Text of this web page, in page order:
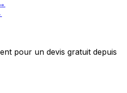
pour un devis gratuit depuis